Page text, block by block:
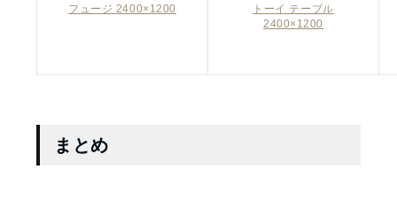
フュージ 2400×1200
トーイ テーブル
2400×1200
まとめ